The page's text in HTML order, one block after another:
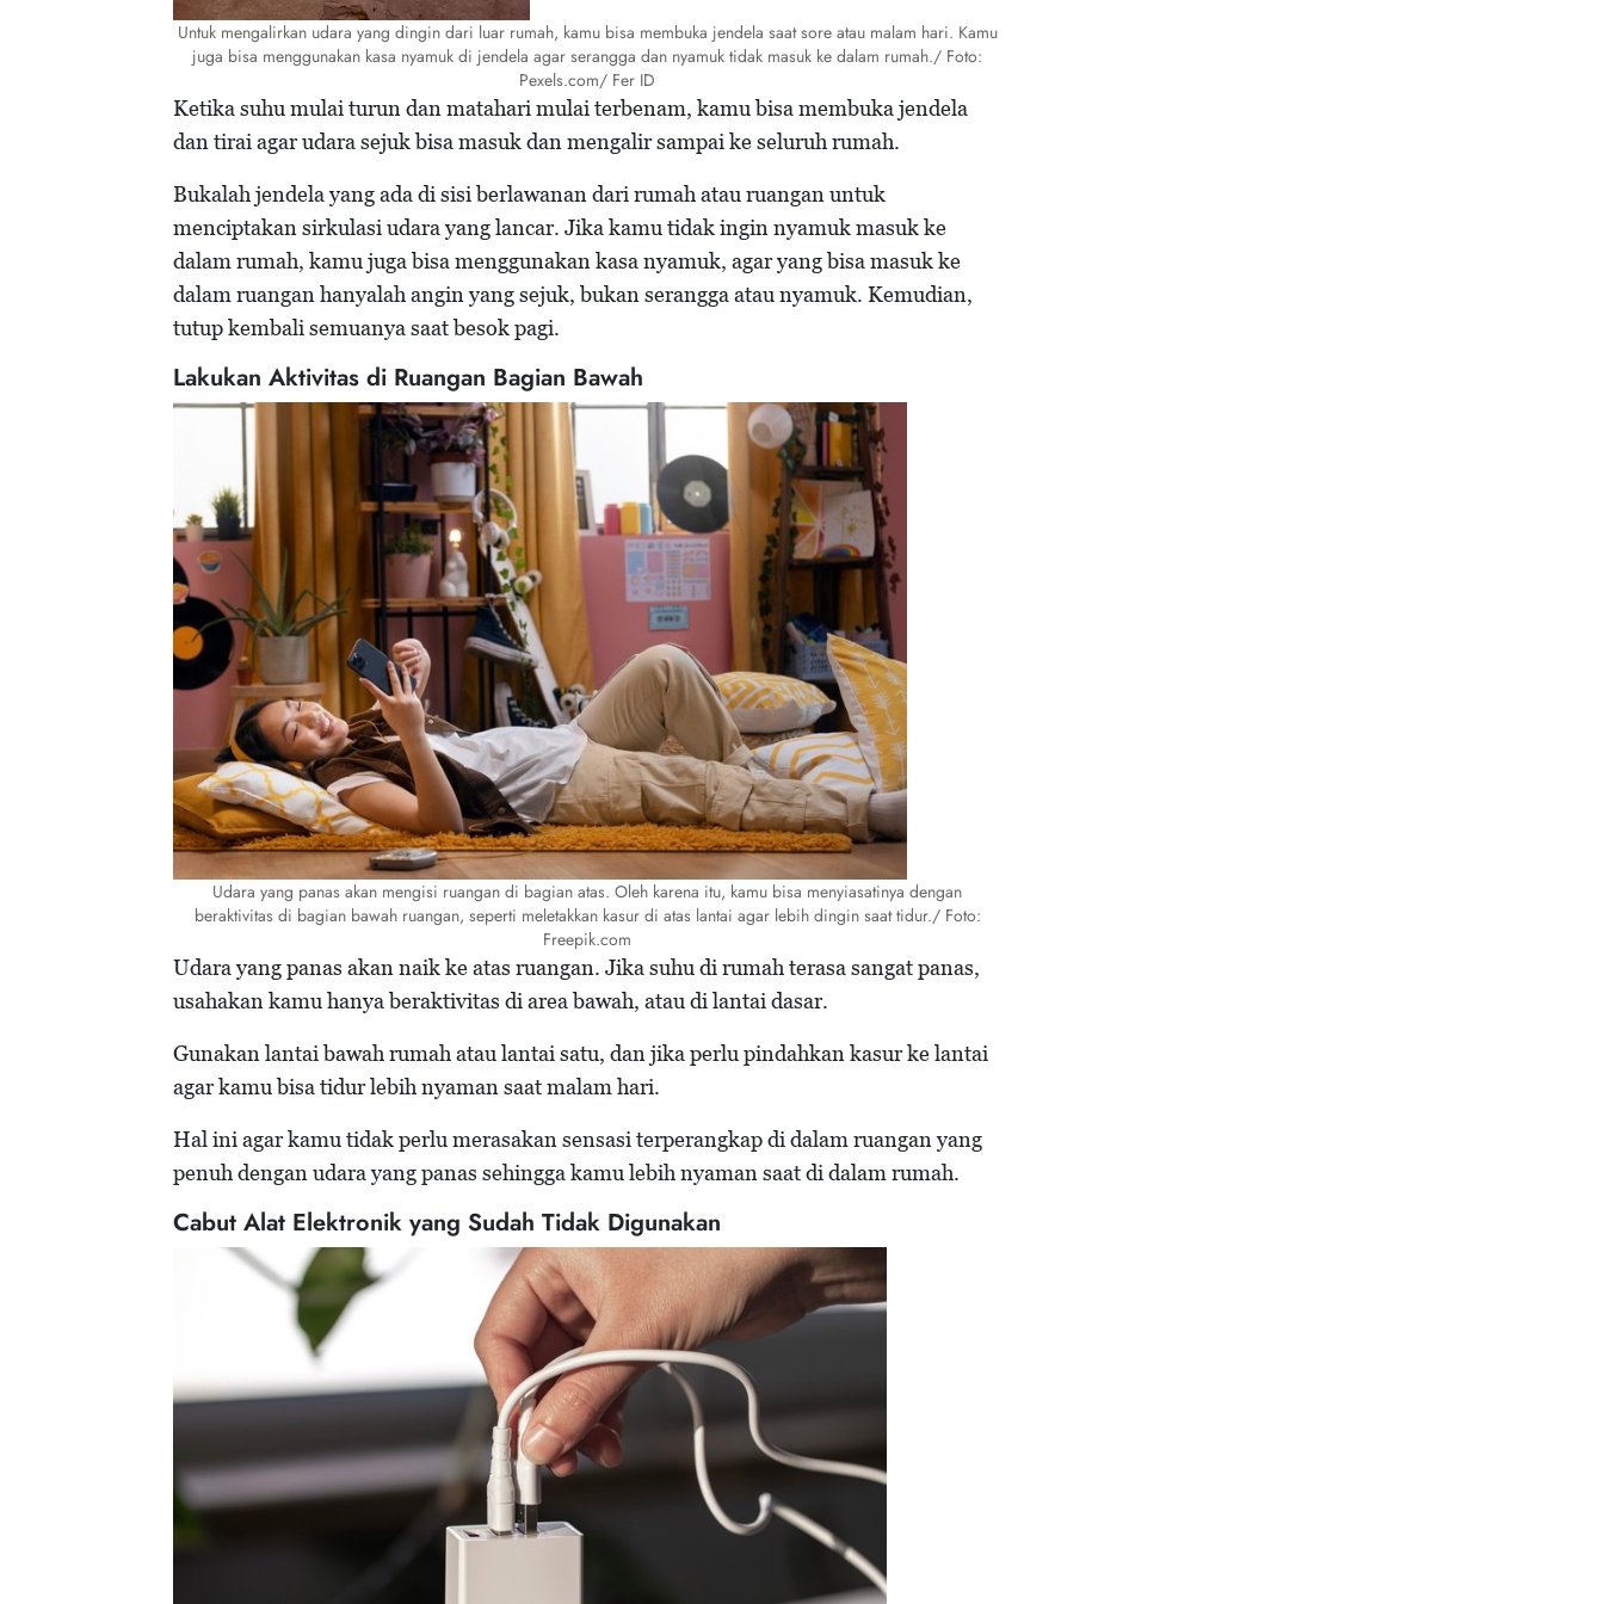
Untuk mengalirkan udara yang dingin dari luar rumah, kamu bisa membuka jendela saat sore atau malam hari. Kamu
juga bisa menggunakan kasa nyamuk di jendela agar serangga dan nyamuk tidak masuk ke dalam rumah./ Foto:
Pexels.com/ Fer ID
Ketika suhu mulai turun dan matahari mulai terbenam, kamu bisa membuka jendela
dan tirai agar udara sejuk bisa masuk dan mengalir sampai ke seluruh rumah.
Bukalah jendela yang ada di sisi berlawanan dari rumah atau ruangan untuk
menciptakan sirkulasi udara yang lancar. Jika kamu tidak ingin nyamuk masuk ke
dalam rumah, kamu juga bisa menggunakan kasa nyamuk, agar yang bisa masuk ke
dalam ruangan hanyalah angin yang sejuk, bukan serangga atau nyamuk. Kemudian,
tutup kembali semuanya saat besok pagi.
Lakukan Aktivitas di Ruangan Bagian Bawah
Udara yang panas akan mengisi ruangan di bagian atas. Oleh karena itu, kamu bisa menyiasatinya dengan
beraktivitas di bagian bawah ruangan, seperti meletakkan kasur di atas lantai agar lebih dingin saat tidur./ Foto:
Freepik.com
Udara yang panas akan naik ke atas ruangan. Jika suhu di rumah terasa sangat panas,
usahakan kamu hanya beraktivitas di area bawah, atau di lantai dasar.
Gunakan lantai bawah rumah atau lantai satu, dan jika perlu pindahkan kasur ke lantai
agar kamu bisa tidur lebih nyaman saat malam hari.
Hal ini agar kamu tidak perlu merasakan sensasi terperangkap di dalam ruangan yang
penuh dengan udara yang panas sehingga kamu lebih nyaman saat di dalam rumah.
Cabut Alat Elektronik yang Sudah Tidak Digunakan